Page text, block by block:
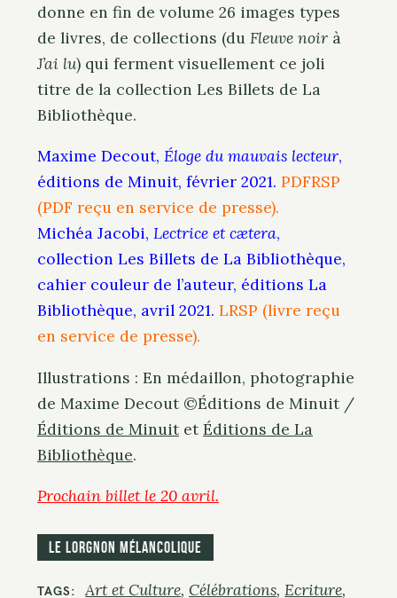
donne en fin de volume 26 images types
de livres, de collections (du Fleuve noir à
J’ai lu) qui ferment visuellement ce joli
titre de la collection Les Billets de La
Bibliothèque.
Maxime Decout, Éloge du mauvais lecteur,
éditions de Minuit, février 2021. PDFRSP
(PDF reçu en service de presse).
Michéa Jacobi, Lectrice et cætera,
collection Les Billets de La Bibliothèque,
cahier couleur de l’auteur, éditions La
Bibliothèque, avril 2021. LRSP (livre reçu
en service de presse).
Illustrations : En médaillon, photographie
de Maxime Decout ©Éditions de Minuit /
Éditions de Minuit et Éditions de La
Bibliothèque.
Prochain billet le 20 avril.
Le Lorgnon mélancolique
TAGS Art et Culture Célébrations Ecriture